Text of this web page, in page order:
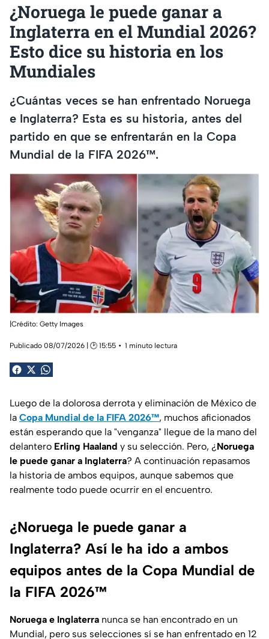
¿Noruega le puede ganar a
Inglaterra en el Mundial 2026?
Esto dice su historia en los
Mundiales
¿Cuántas veces se han enfrentado Noruega
e Inglaterra? Esta es su historia, antes del
partido en que se enfrentarán en la Copa
Mundial de la FIFA 2026™.
|Crédito: Getty Images
Publicado 08/07/2026 | 🕑 15:55 1 minuto lectura
Luego de la dolorosa derrota y eliminación de México de
la Copa Mundial de la FIFA 2026™, muchos aficionados
están esperando que la "venganza" llegue de la mano del
delantero Erling Haaland y su selección. Pero, ¿Noruega
le puede ganar a Inglaterra? A continuación repasamos
la historia de ambos equipos, aunque sabemos que
realmente todo puede ocurrir en el encuentro.
¿Noruega le puede ganar a
Inglaterra? Así le ha ido a ambos
equipos antes de la Copa Mundial de
la FIFA 2026™
Noruega e Inglaterra nunca se han encontrado en un
Mundial, pero sus selecciones sí se han enfrentado en 12